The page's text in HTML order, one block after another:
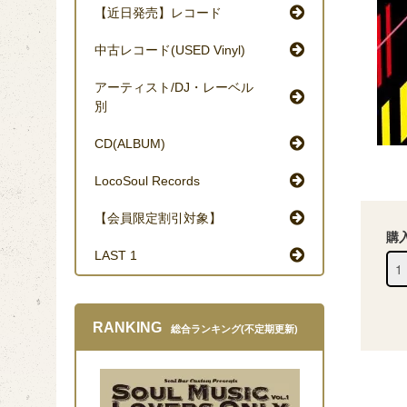
購
【近日発売】レコード
中古レコード(USED Vinyl)
アーティスト/DJ・レーベル
別
CD(ALBUM)
LocoSoul Records
【会員限定割引対象】
LAST 1
RANKING 総合ランキング(不定期更新)